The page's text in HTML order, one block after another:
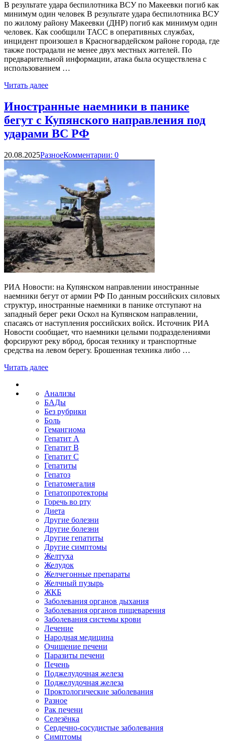
В результате удара беспилотника ВСУ по Макеевки погиб как
минимум один человек В результате удара беспилотника ВСУ
по жилому району Макеевки (ДНР) погиб как минимум один
человек. Как сообщили ТАСС в оперативных службах,
инцидент произошел в Красногвардейском районе города, где
также пострадали не менее двух местных жителей. По
предварительной информации, атака была осуществлена с
использованием …
Читать далее
Иностранные наемники в панике
бегут с Купянского направления под
ударами ВС РФ
20.08.2025РазноеКомментарии: 0
РИА Новости: на Купянском направлении иностранные
наемники бегут от армии РФ По данным российских силовых
структур, иностранные наемники в панике отступают на
западный берег реки Оскол на Купянском направлении,
спасаясь от наступления российских войск. Источник РИА
Новости сообщает, что наемники целыми подразделениями
форсируют реку вброд, бросая технику и транспортные
средства на левом берегу. Брошенная техника либо …
Читать далее
Анализы
БАДы
Без рубрики
Боль
Гемангиома
Гепатит A
Гепатит B
Гепатит C
Гепатиты
Гепатоз
Гепатомегалия
Гепатопротекторы
Горечь во рту
Диета
Другие болезни
Другие болезни
Другие гепатиты
Другие симптомы
Желтуха
Желудок
Желчегонные препараты
Желчный пузырь
ЖКБ
Заболевания органов дыхания
Заболевания органов пищеварения
Заболевания системы крови
Лечение
Народная медицина
Очищение печени
Паразиты печени
Печень
Поджелудочная железа
Поджелудочная железа
Проктологические заболевания
Разное
Рак печени
Селезёнка
Сердечно-сосудистые заболевания
Симптомы